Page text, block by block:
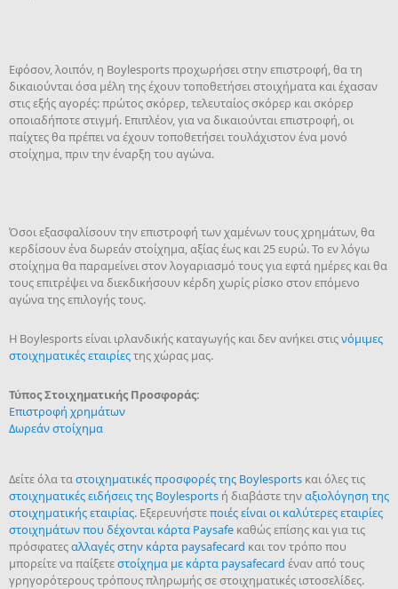
Εφόσον, λοιπόν, η Boylesports προχωρήσει στην επιστροφή, θα τη
δικαιούνται όσα μέλη της έχουν τοποθετήσει στοιχήματα και έχασαν
στις εξής αγορές: πρώτος σκόρερ, τελευταίος σκόρερ και σκόρερ
οποιαδήποτε στιγμή. Επιπλέον, για να δικαιούνται επιστροφή, οι
παίχτες θα πρέπει να έχουν τοποθετήσει τουλάχιστον ένα μονό
στοίχημα, πριν την έναρξη του αγώνα.
Όσοι εξασφαλίσουν την επιστροφή των χαμένων τους χρημάτων, θα
κερδίσουν ένα δωρεάν στοίχημα, αξίας έως και 25 ευρώ. Το εν λόγω
στοίχημα θα παραμείνει στον λογαριασμό τους για εφτά ημέρες και θα
τους επιτρέψει να διεκδικήσουν κέρδη χωρίς ρίσκο στον επόμενο
αγώνα της επιλογής τους.
H Boylesports είναι ιρλανδικής καταγωγής και δεν ανήκει στιςνόμιμες
στοιχηματικές εταιρίεςτης χώρας μας.
Τύπος Στοιχηματικής Προσφοράς:
Επιστροφή χρημάτων
Δωρεάν στοίχημα
Δείτε όλα ταστοιχηματικές προσφορές της Boylesports και όλες τις
στοιχηματικές ειδήσεις της Boylesports ή διαβάστε τηναξιολόγηση της
στοιχηματικής εταιρίας. Εξερευνήστεποιές είναι οι καλύτερες εταιρίες
στοιχημάτων που δέχονται κάρτα Paysafe καθώς επίσης και για τις
πρόσφατεςαλλαγές στην κάρτα paysafecard και τον τρόπο που
μπορείτε να παίξετεστοίχημα με κάρτα paysafecard έναν από τους
γρηγορότερους τρόπους πληρωμής σε στοιχηματικές ιστοσελίδες.